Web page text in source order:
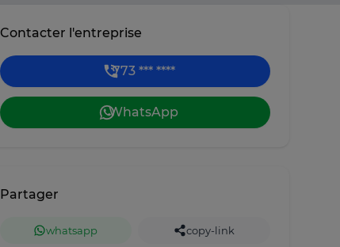
Contacter l'entreprise
773 *** ****
WhatsApp
Partager
whatsapp copy-link